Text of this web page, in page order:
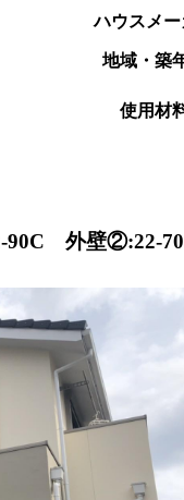
ハウスメー
地域・築
使用材
90C 外壁②:22-